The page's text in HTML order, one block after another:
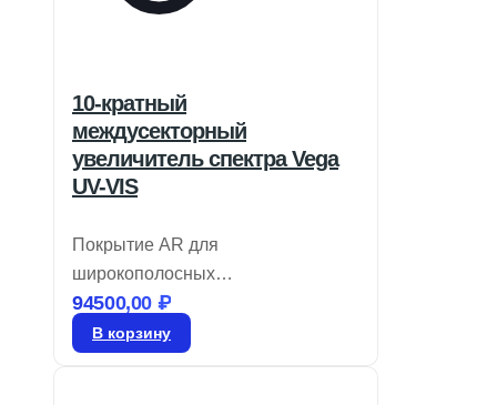
10-кратный
междусекторный
увеличитель спектра Vega
UV-VIS
Покрытие AR для
широкополосных
перестраиваемых лазерных
источников предлагает
94500,00 ₽
В корзину